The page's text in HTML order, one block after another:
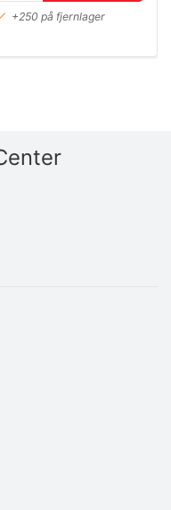
+250 på fjernlager